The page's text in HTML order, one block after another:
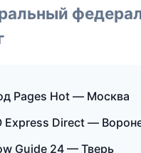
Pages Hot — Москва
Direct —
Guide 24 — Тверь